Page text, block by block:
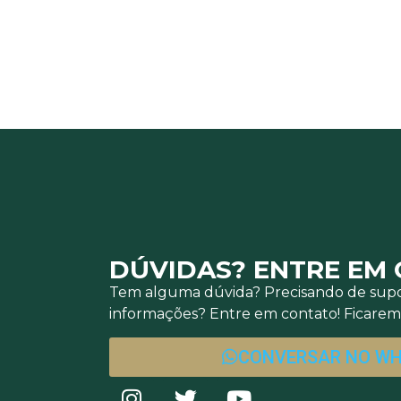
DÚVIDAS? ENTRE EM
Tem alguma dúvida? Precisando de
informações? Entre em contato!
CONVERSAR NO